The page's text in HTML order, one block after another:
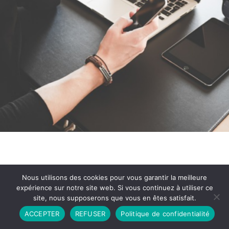
Partenariat Contact
Politique de Confidentialité
CGU
Copyright © 2026 - Propulsé par DIEUDUDIABLE
Nous utilisons des cookies pour vous garantir la meilleure
expérience sur notre site web. Si vous continuez à utiliser ce
site, nous supposerons que vous en êtes satisfait.
ACCEPTER
REFUSER Politique de confidentialité